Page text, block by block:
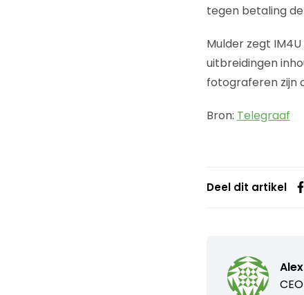
tegen betaling
Mulder zegt
uitbreidingen
fotograferen zijn
Bron: Telegraaf
Deel dit artikel